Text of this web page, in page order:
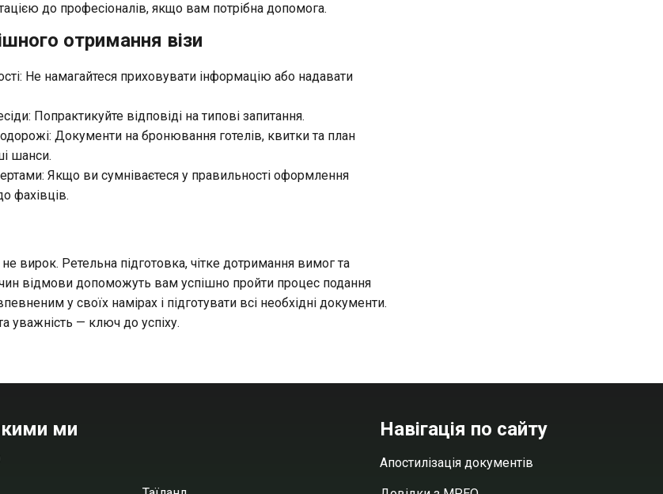
до професіоналів, якщо вам потрібна допомога.
отримання візи
Не намагайтеся приховувати інформацію або надавати
Попрактикуйте відповіді на типові запитання.
Документи на бронювання готелів, квитки та план
шанси.
Якщо ви сумніваєтеся у правильності оформлення
фахівців.
вирок. Ретельна підготовка, чітке дотримання вимог та
відмови допоможуть вам успішно пройти процес подання
у своїх намірах і підготувати всі необхідні документи.
уважність — ключ до успіху.
ми
Навігація по сайту
Апостилізація документів